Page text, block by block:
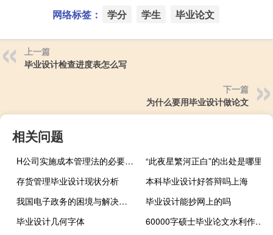
网络标签： 学分 学生 毕业论文
上一篇
毕业设计检查进度表怎么写
下一篇
为什么要用毕业设计做论文
相关问题
H公司实施成本管理法的必要性与可行性,谁有“信息安全控制措施的成本效益和可行性分析”
“此夜星繁河正白”的出处是哪里
存货管理毕业设计现状分析
本科毕业设计好答辩吗上海
我国电子政务的困境与解决策略探究,试图分析中国电子政务发展的现状和问题？
毕业设计能抄网上的吗
毕业设计几何字体
60000字硕士毕业论文水利作业现场危险源风险评估研究